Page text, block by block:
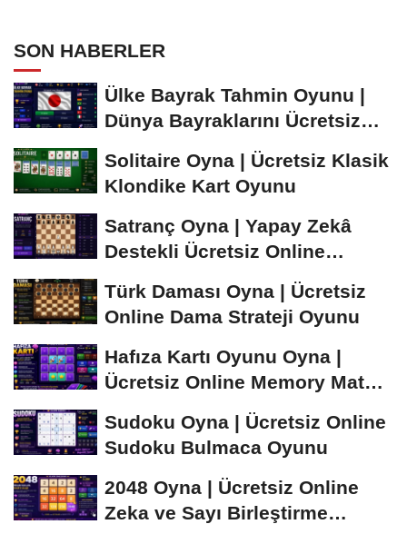
SON HABERLER
Ülke Bayrak Tahmin Oyunu |
Dünya Bayraklarını Ücretsiz
Solitaire Oyna | Ücretsiz Klasik
Klondike Kart Oyunu
Satranç Oyna | Yapay Zekâ
Destekli Ücretsiz Online
Türk Daması Oyna | Ücretsiz
Online Dama Strateji Oyunu
Hafıza Kartı Oyunu Oyna |
Ücretsiz Online Memory Match
Sudoku Oyna | Ücretsiz Online
Sudoku Bulmaca Oyunu
2048 Oyna | Ücretsiz Online
Zeka ve Sayı Birleştirme